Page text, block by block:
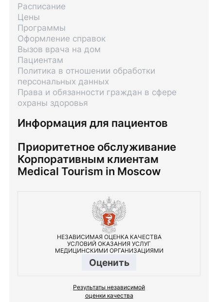
Информация для пациентов
Расписание
Цены
Программы
Оформление справок
Вызов врача на дом
Пациентам
Политика в отношении обработки
персональных данных
Права и обязанности граждан в сфере
охраны здоровья
Приоритетное обслуживание
Корпоративным клиентам
Medical Tourism in Moscow
НЕЗАВИСИМАЯ ОЦЕНКА КАЧЕСТВА
УСЛОВИЙ ОКАЗАНИЯ УСЛУГ
МЕДИЦИНСКИМИ ОРГАНИЗАЦИЯМИ
Оценить
Результаты независимой
оценки качества